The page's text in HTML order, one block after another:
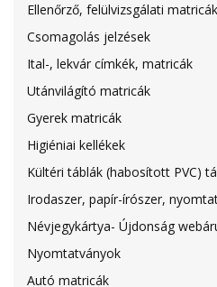
Ellenőrző, felülvizsgálati matricák
Csomagolás jelzések
Ital-, lekvár címkék, matricák
Utánvilágító matricák
Gyerek matricák
Higiéniai kellékek
Kültéri táblák (habosított PVC)
Irodaszer, papír-írószer,
Névjegykártya- Újdonság
Nyomtatványok
Autó matricák